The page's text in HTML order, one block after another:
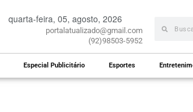
quarta-feira, 05, agosto, 2026
portalatualizado@gmail.com
(92)98503-5952
Especial Publicitário Esportes